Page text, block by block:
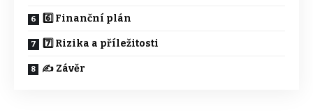
6️⃣ Finanční plán
7️⃣ Rizika a příležitosti
✍️ Závěr